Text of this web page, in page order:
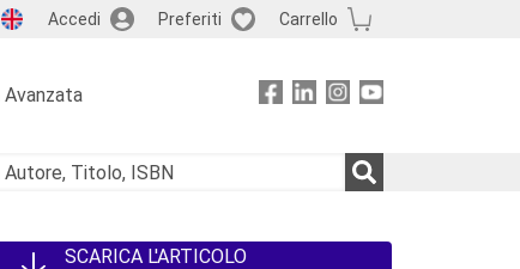
Accedi Preferiti Carrello
Avanzata
SCARICA L'ARTICOLO